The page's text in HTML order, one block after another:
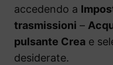
accedendo a
trasmissioni –
pulsante Crea e
desiderate.